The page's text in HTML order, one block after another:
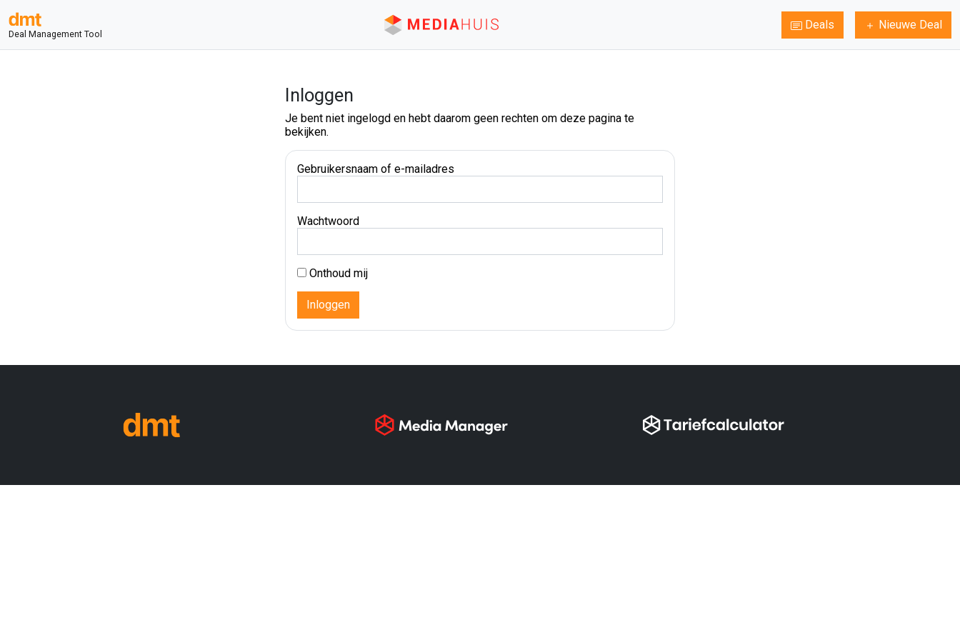
Deal Management Tool
Deals Nieuwe Deal
Inloggen
Je bent niet ingelogd en hebt daarom geen rechten om deze pagina te
bekijken.
Gebruikersnaam of e-mailadres
Wachtwoord
Onthoud mij